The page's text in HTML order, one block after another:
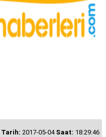
Tarih: 2017-05-04 Saat: 18:29:46